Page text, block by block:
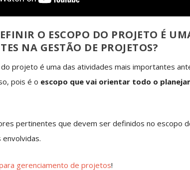
O ESCOPO DO PROJETO É
NA GESTÃO DE PROJETOS?
projeto é uma das atividades mais importantes
pois é o escopo que vai orientar todo o
pertinentes que devem ser definidos no escopo
gerenciamento de projetos!